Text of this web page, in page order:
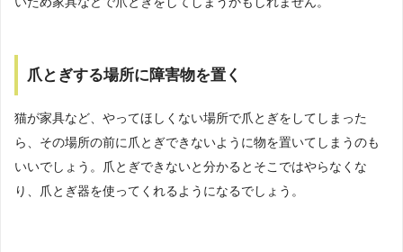
爪とぎする場所に障害物を置く
猫が家具など、やってほしくない場所で爪とぎをしてしまった
ら、その場所の前に爪とぎできないように物を置いてしまうのも
いいでしょう。爪とぎできないと分かるとそこではやらなくな
り、爪とぎ器を使ってくれるようになるでしょう。